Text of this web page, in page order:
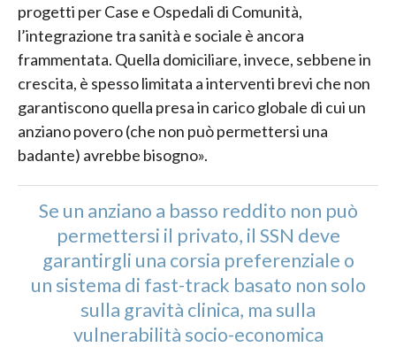
progetti per Case e Ospedali di Comunità,
l’integrazione tra sanità e sociale è ancora
frammentata. Quella domiciliare, invece, sebbene in
crescita, è spesso limitata a interventi brevi che non
garantiscono quella presa in carico globale di cui un
anziano povero (che non può permettersi una
badante) avrebbe bisogno».
Se un anziano a basso reddito non può
permettersi il privato, il SSN deve
garantirgli una corsia preferenziale o
un sistema di fast-track basato non solo
sulla gravità clinica, ma sulla
vulnerabilità socio-economica